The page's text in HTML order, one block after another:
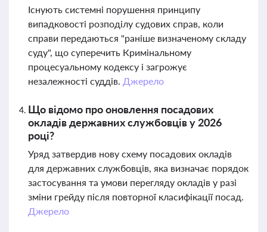
Існують системні порушення принципу
випадковості розподілу судових справ, коли
справи передаються "раніше визначеному складу
суду", що суперечить Кримінальному
процесуальному кодексу і загрожує
незалежності суддів. Джерело
Що відомо про оновлення посадових
окладів державних службовців у 2026
році?
Уряд затвердив нову схему посадових окладів
для державних службовців, яка визначає порядок
застосування та умови перегляду окладів у разі
зміни грейду після повторної класифікації посад.
Джерело